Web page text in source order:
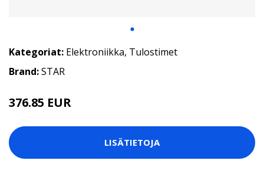
Kategoriat: Elektroniikka, Tulostimet
Brand:STAR
376.85 EUR
LISÄTIETOJA